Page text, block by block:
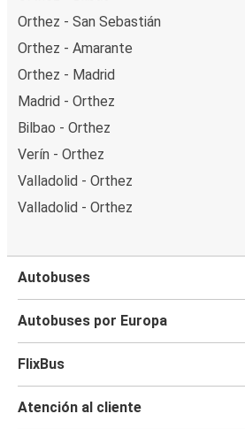
Orthez - San Sebastián
Orthez - Amarante
Orthez - Madrid
Madrid - Orthez
Bilbao - Orthez
Verín - Orthez
Valladolid - Orthez
Valladolid - Orthez
Autobuses
Autobuses por Europa
FlixBus
Atención al cliente